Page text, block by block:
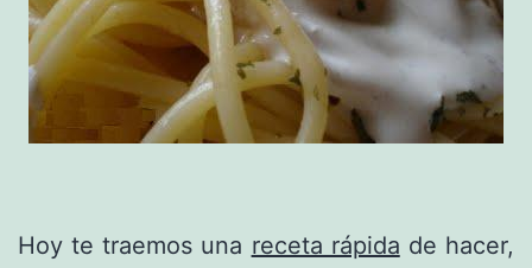
Hoy te traemos una receta rápida de hacer,